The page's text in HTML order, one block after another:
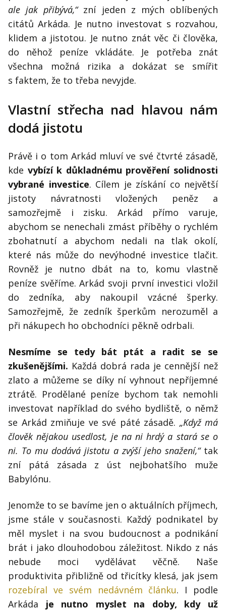
ale jak přibývá,“zní jeden z mých oblíbených
citátů Arkáda. Je nutno investovat s rozvahou,
klidem a jistotou. Je nutno znát věc či člověka,
do něhož peníze vkládáte. Je potřeba znát
všechna možná rizika a dokázat se smířit
s faktem, že to třeba nevyjde.
Vlastní střecha nad hlavou nám
dodá jistotu
Právě i o tom Arkád mluví ve své čtvrté zásadě,
kde vybízí k důkladnému prověření solidnosti
vybrané investice. Cílem je získání co největší
jistoty návratnosti vložených peněz a
samozřejmě i zisku. Arkád přímo varuje,
abychom se nenechali zmást příběhy o rychlém
zbohatnutí a abychom nedali na tlak okolí,
které nás může do nevýhodné investice tlačit.
Rovněž je nutno dbát na to, komu vlastně
peníze svěříme. Arkád svoji první investici vložil
do zedníka, aby nakoupil vzácné šperky.
Samozřejmě, že zedník šperkům nerozuměl a
při nákupech ho obchodníci pěkně odrbali.
Nesmíme se tedy bát ptát a radit se se
zkušenějšími. Každá dobrá rada je cennější než
zlato a můžeme se díky ní vyhnout nepříjemné
ztrátě. Prodělané peníze bychom tak nemohli
investovat například do svého bydliště, o němž
se Arkád zmiňuje ve své páté zásadě. „Když má
člověk nějakou usedlost, je na ni hrdý a stará se o
ni. To mu dodává jistotu a zvýší jeho snažení,“tak
zní pátá zásada z úst nejbohatšího muže
Babylónu.
Jenomže to se bavíme jen o aktuálních příjmech,
jsme stále v současnosti. Každý podnikatel by
měl myslet i na svou budoucnost a podnikání
brát i jako dlouhodobou záležitost. Nikdo z nás
nebude moci vydělávat věčně. Naše
produktivita přibližně od třicítky klesá, jak jsem
rozebíral ve svém nedávném článku. I podle
Arkáda je nutno myslet na doby, kdy už